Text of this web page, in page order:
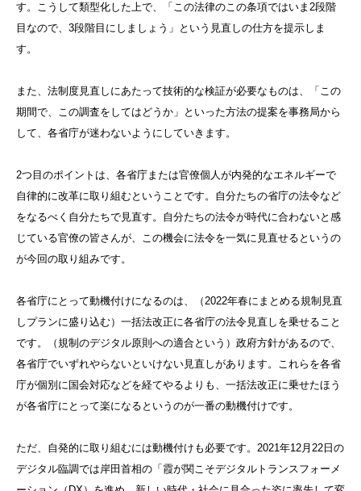
す。こうして類型化した上で、「この法律のこの条項ではいま2段階
目なので、3段階目にしましょう」という見直しの仕方を提示しま
す。
また、法制度見直しにあたって技術的な検証が必要なものは、「この
期間で、この調査をしてはどうか」といった方法の提案を事務局から
して、各省庁が迷わないようにしていきます。
2つ目のポイントは、各省庁または官僚個人が内発的なエネルギーで
自律的に改革に取り組むということです。自分たちの省庁の法令など
をなるべく自分たちで見直す。自分たちの法令が時代に合わないと感
じている官僚の皆さんが、この機会に法令を一気に見直せるというの
が今回の取り組みです。
各省庁にとって動機付けになるのは、（2022年春にまとめる規制見直
しプランに盛り込む）一括法改正に各省庁の法令見直しを乗せること
です。（規制のデジタル原則への適合という）政府方針があるので、
各省庁でいずれやらないといけない見直しがあります。これらを各省
庁が個別に国会対応などを経てやるよりも、一括法改正に乗せたほう
が各省庁にとって楽になるというのが一番の動機付けです。
ただ、自発的に取り組むには動機付けも必要です。2021年12月22日の
デジタル臨調では岸田首相の「霞が関こそデジタルトランスフォーメ